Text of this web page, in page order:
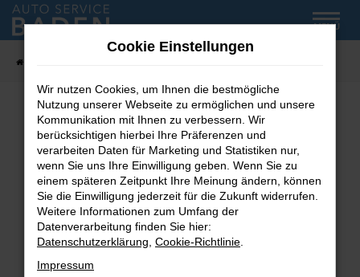
Zum
Hauptinhalt
MENÜ
Fehler: Network Error
Beim Laden ist ein Fehler aufgetreten.
Hier sind ein paar Tipps, die dir helfen können:
Überprüfe deine Firewall und deine
Internetverbindung.
Laden andere Webseiten, zum Beispiel deine
Suchmaschine?
Cookie Einstellungen
Wir nutzen Cookies, um Ihnen die bestmögliche
Nutzung unserer Webseite zu ermöglichen und unsere
Kommunikation mit Ihnen zu verbessern. Wir
berücksichtigen hierbei Ihre Präferenzen und
verarbeiten Daten für Marketing und Statistiken nur,
wenn Sie uns Ihre Einwilligung geben. Wenn Sie zu
einem späteren Zeitpunkt Ihre Meinung ändern, können
Sie die Einwilligung jederzeit für die Zukunft widerrufen.
Weitere Informationen zum Umfang der
Datenverarbeitung finden Sie hier:
Datenschutzerklärung Cookie-Richtlinie
Impressum